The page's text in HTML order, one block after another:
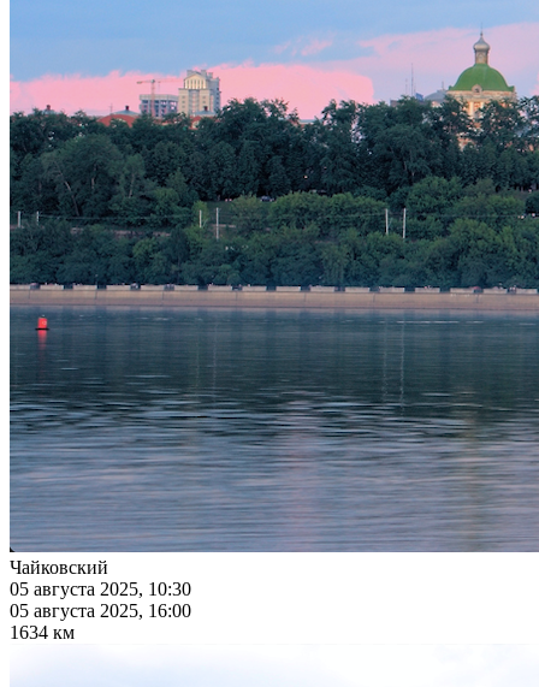
Чайковский
05 августа 2025, 10:30
05 августа 2025, 16:00
1634 км